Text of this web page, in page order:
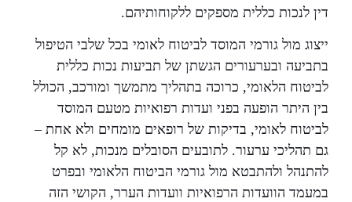
דין לנכות כללית מספקים ללקוחותיהם.
ייצוג מול גורמי המוסד לביטוח לאומי בכל שלבי הטיפול
בתביעה ובערעורים הגשתן של תביעות נכות כללית
לביטוח הלאומי, כרוכה בתהליך מתמשך ומורכב, הכולל
בין היתר הופעה בפני ועדות רפואיות מטעם המוסד
לביטוח לאומי, בדיקות של רופאים מומחים ולא אחת –
גם תהליכי ערעור. לתובעים הסובלים מנכות, לא קל
להתנהל ולהתבטא מול גורמי הביטוח הלאומי ובפרט
במעמד הוועדות הרפואיות וועדות הערר, הקושי הזה